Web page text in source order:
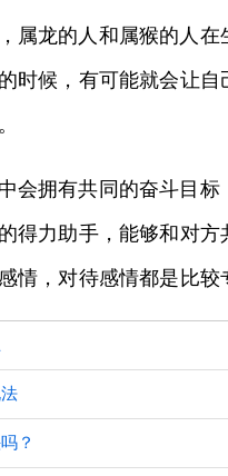
属龙的人和属猴的人
时候，有可能就会让
会拥有共同的奋斗目
得力助手，能够和对
情，对待感情都是比较
？